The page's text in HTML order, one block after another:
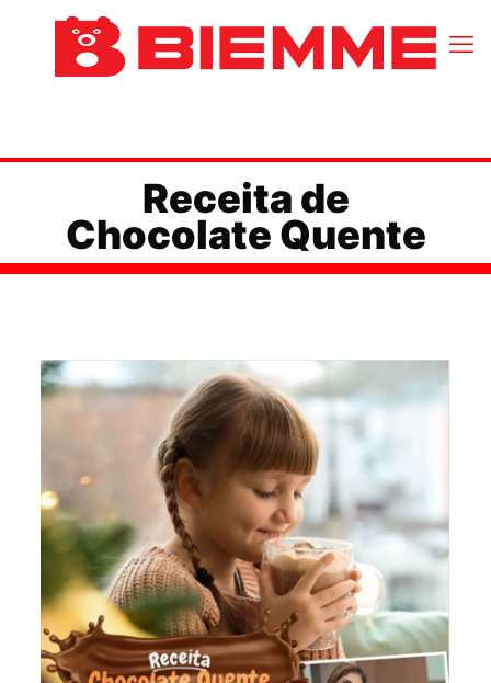
Receita de
Chocolate Quente